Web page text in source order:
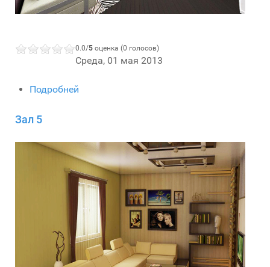
0.0/5 оценка (0 голосов)
Среда, 01 мая 2013
Подробней
Зал 5